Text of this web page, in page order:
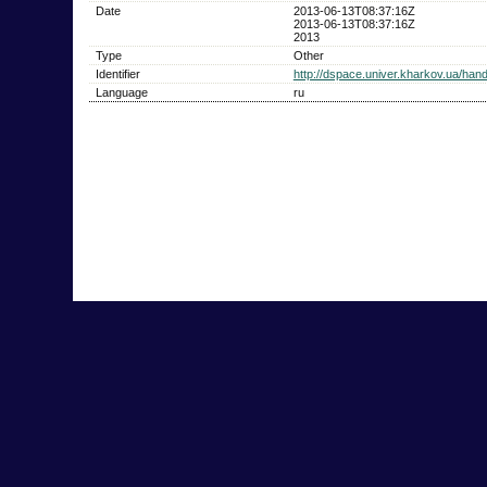
Date
2013-06-13T08:37:16Z
2013-06-13T08:37:16Z
2013
Type
Other
Identifier
http://dspace.univer.kharkov.ua/
Language
ru